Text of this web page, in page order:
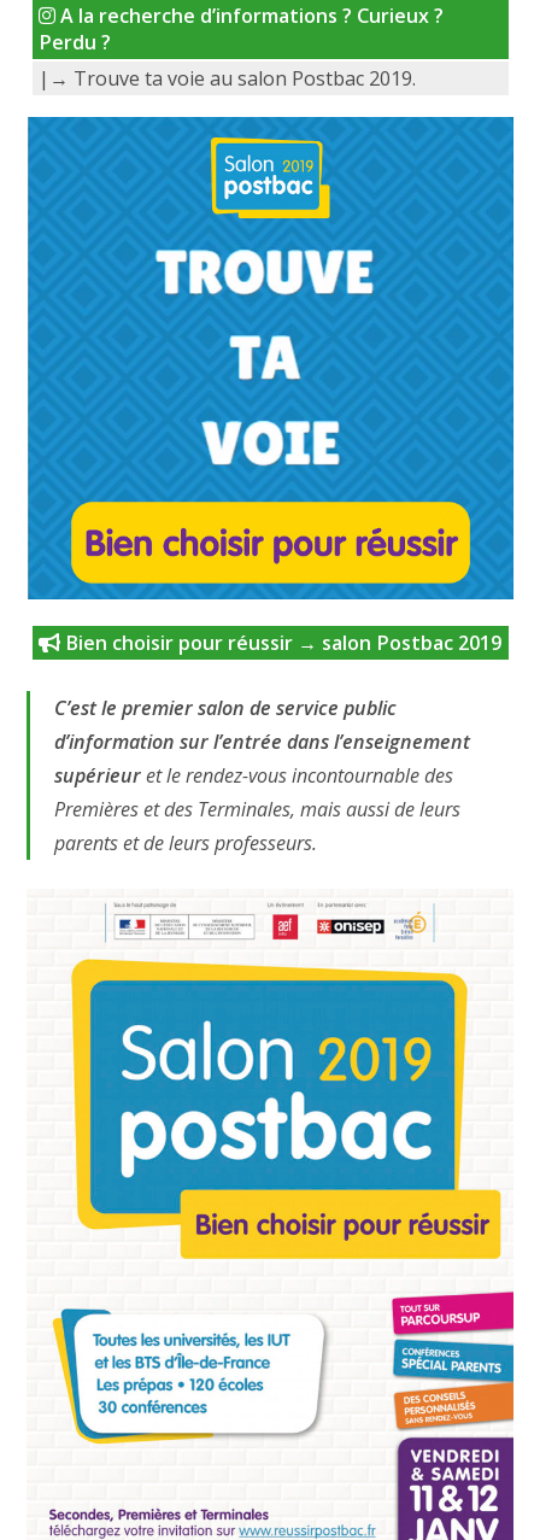
A la recherche d’informations ? Curieux ?
Perdu ?
|→ Trouve ta voie au salon Postbac 2019.
Bien choisir pour réussir → salon Postbac 2019
C’est le premier salon de service public
d’information sur l’entrée dans l’enseignement
supérieuret le rendez-vous incontournable des
Premières et des Terminales, mais aussi de leurs
parents et de leurs professeurs.